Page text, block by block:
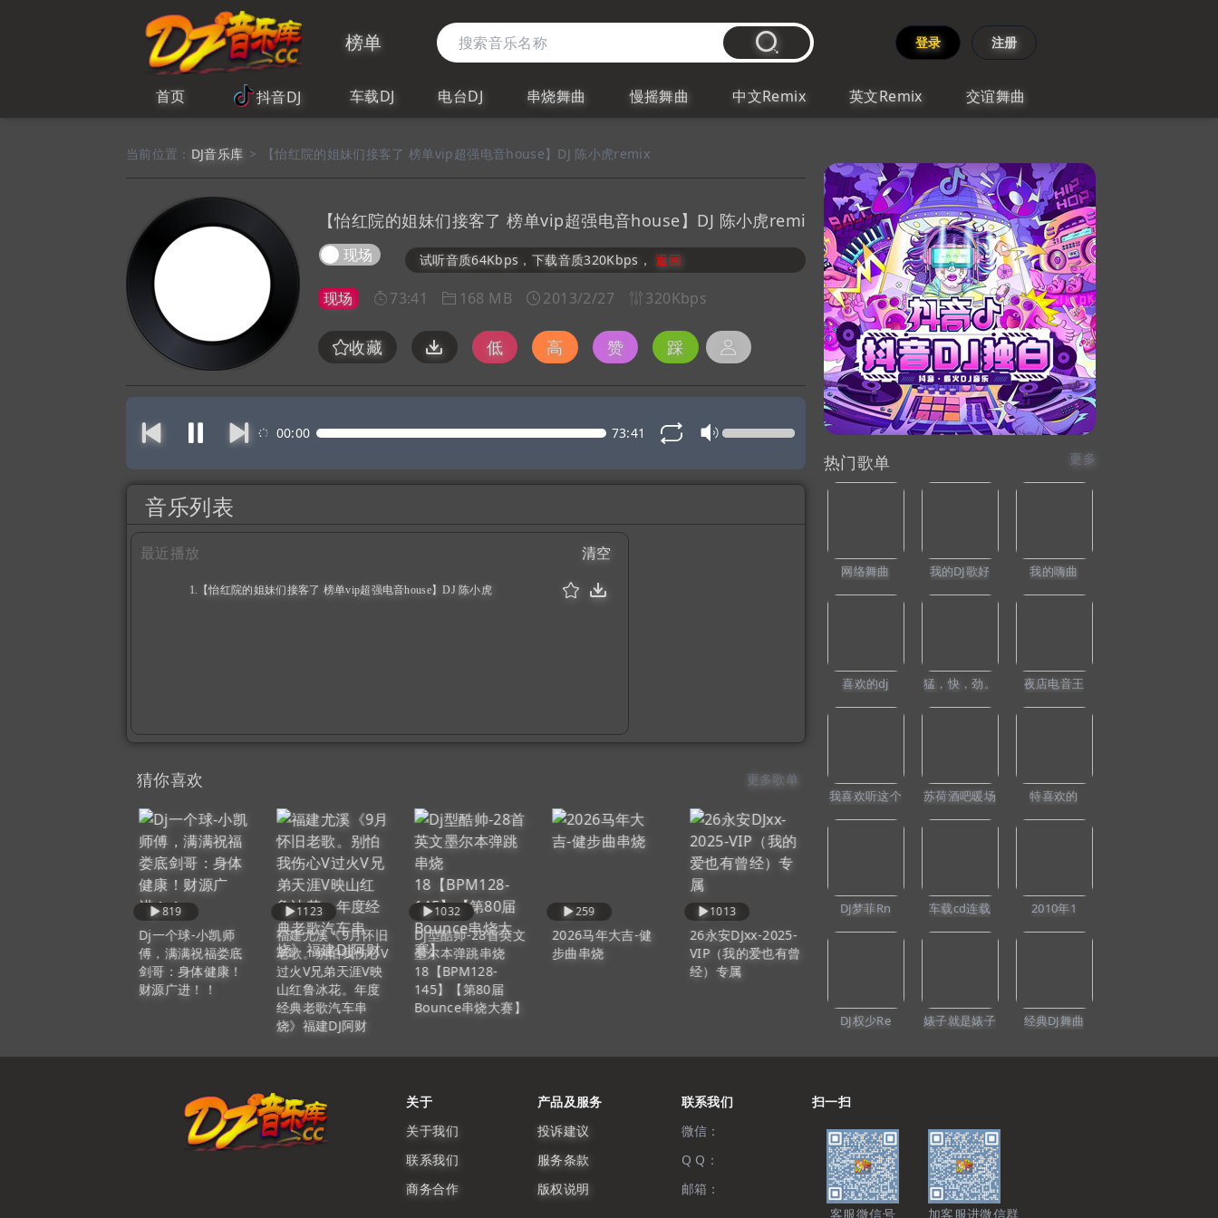
榜单 登录 注册
首页 抖音DJ 车载DJ 电台DJ 串烧舞曲 慢摇舞曲 中文Remix 英文Remix 交谊舞曲
当前位置： DJ音乐库 > 【怡红院的姐妹们接客了 榜单vip超强电音house】DJ 陈小虎remix
现场
【怡红院的姐妹们接客了 榜单vip超强电音house】DJ 陈小虎remix
试听音质64Kbps，下载音质320Kbps，返回
现场 73:41 168 MB 2013/2/27 320Kbps
收藏 低 高 赞 踩
00:00 73:41
音乐列表
最近播放 清空
1.【怡红院的姐妹们接客了 榜单vip超强电音house】DJ 陈小虎
猜你喜欢 更多歌单
819
Dj一个球-小凯师
傅，满满祝福娄底
剑哥：身体健康！
财源广进！！
1123
福建尤溪《9月怀旧
老歌。别怕我伤心V
过火V兄弟天涯V映
山红鲁冰花。年度
经典老歌汽车串
烧》福建DJ阿财
1032
Dj型酷帅-28首英文
墨尔本弹跳串烧
18【BPM128-
145】【第80届
Bounce串烧大赛】
259
2026马年大吉-健
步曲串烧
1013
26永安DJxx-2025-
VIP（我的爱也有曾
经）专属
239
宁音社超重低音老
DJ余意
424
宁音社塑造敬请控
DJ余意
热门歌单 更多
网络舞曲 我的DJ歌好 我的嗨曲
喜欢的dj 猛，快，劲。 夜店电音王
我喜欢听这个 苏荷酒吧暖场 特喜欢的
DJ梦菲Rn 车载cd连载 2010年1
DJ权少Re 婊子就是婊子 经典DJ舞曲
关于
关于我们
联系我们
商务合作
产品及服务
投诉建议
服务条款
版权说明
联系我们
微信：
Q Q：
邮箱：
扫一扫
客服微信号 加客服进微信群